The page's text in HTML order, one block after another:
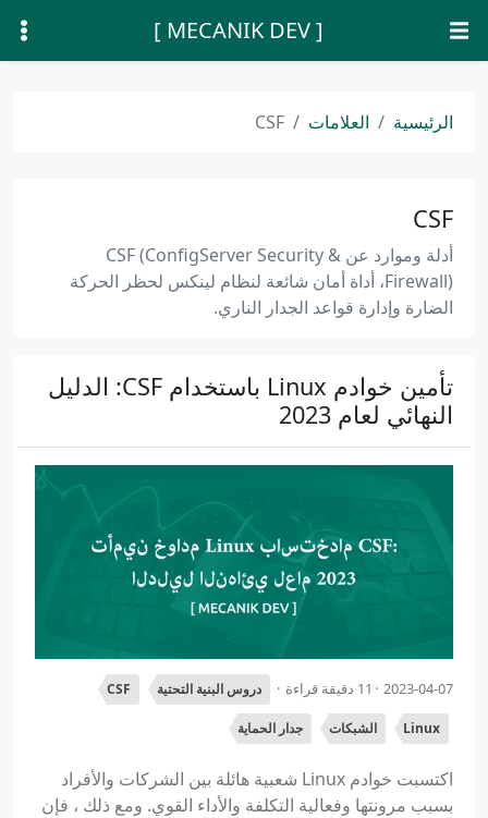
[ MECANIK DEV ]
الرئيسية العلامات CSF
CSF
أدلة وموارد عن CSF (ConfigServer Security &
Firewall)، أداة أمان شائعة لنظام لينكس لحظر الحركة
الضارة وإدارة قواعد الجدار الناري.
تأمين خوادم Linux باستخدام CSF: الدليل
النهائي لعام 2023
2023-04-07 11 دقيقة قراءة دروس البنية التحتية CSF
Linux الشبكات جدار الحماية
اكتسبت خوادم Linux شعبية هائلة بين الشركات والأفراد
بسبب مرونتها وفعالية التكلفة والأداء القوي. ومع ذلك ، فإن